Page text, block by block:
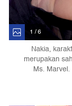
1 / 6
Nakia,
merupakan
Ms.